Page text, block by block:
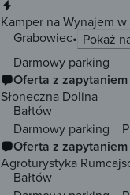
Kamper na Wynajem
Grabowiec
Pokaż
Darmowy parking
Oferta z zapytaniem
Słoneczna Dolina
Bałtów
Darmowy parking
Oferta z zapytaniem
Agroturystyka
Bałtów